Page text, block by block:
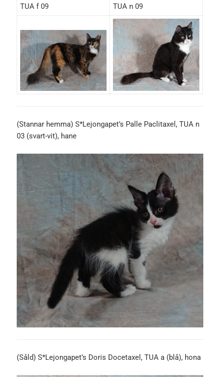
TUA f 09
TUA n 09
(Stannar hemma) S*Lejongapet’s Palle Paclitaxel, TUA n
03 (svart-vit), hane
(Såld) S*Lejongapet’s Doris Docetaxel, TUA a (blå), hona